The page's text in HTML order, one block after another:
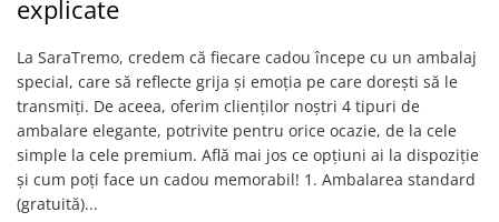
Bijuterii pentru barbati
Inele
Lanturi
Bratari
Talismane
Verighete
Bijuterii din argint placate cu aur
explicate
La SaraTremo, credem că fiecare cadou începe cu un ambalaj
special, care să reflecte grija și emoția pe care dorești să le
transmiți. De aceea, oferim clienților noștri 4 tipuri de
ambalare elegante, potrivite pentru orice ocazie, de la cele
simple la cele premium. Află mai jos ce opțiuni ai la dispoziție
și cum poți face un cadou memorabil! 1. Ambalarea standard
(gratuită)...